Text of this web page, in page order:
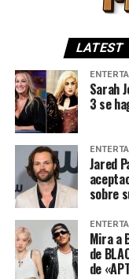
LATEST
Sarah
3 se
Jared
sobre
Mira a
de
de